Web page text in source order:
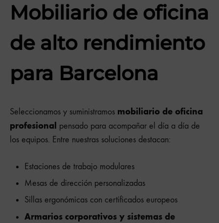
Mobiliario de oficina
de alto rendimiento
para Barcelona
Seleccionamos y suministramos mobiliario de oficina
profesional pensado para acompañar el día a día de
los equipos. Entre nuestras soluciones destacan:
Estaciones de trabajo modulares
Mesas de dirección personalizadas
Sillas ergonómicas con certificados europeos
Armarios corporativos y sistemas de